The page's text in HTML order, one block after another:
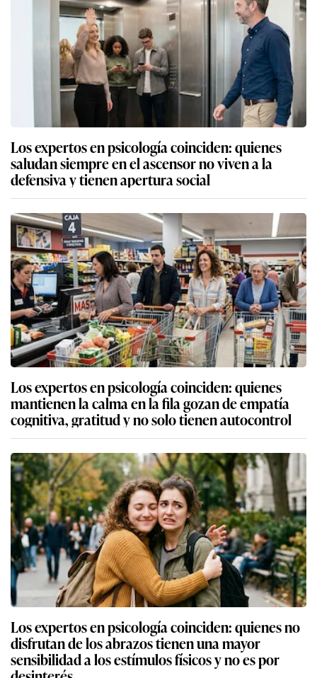
Los expertos en psicología coinciden: quienes
saludan siempre en el ascensor no viven a la
defensiva y tienen apertura social
Los expertos en psicología coinciden: quienes
mantienen la calma en la fila gozan de empatía
cognitiva, gratitud y no solo tienen autocontrol
Los expertos en psicología coinciden: quienes no
disfrutan de los abrazos tienen una mayor
sensibilidad a los estímulos físicos y no es por